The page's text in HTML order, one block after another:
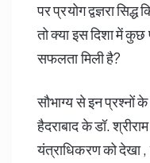
पर प्रयोग द्वज्ञरा
तो क्या इस दिशा में
सफलता मिली है?
सौभाग्य से इन प्रश्नों
हैदराबाद के डॉ.
यंत्राधिकरण को देखा